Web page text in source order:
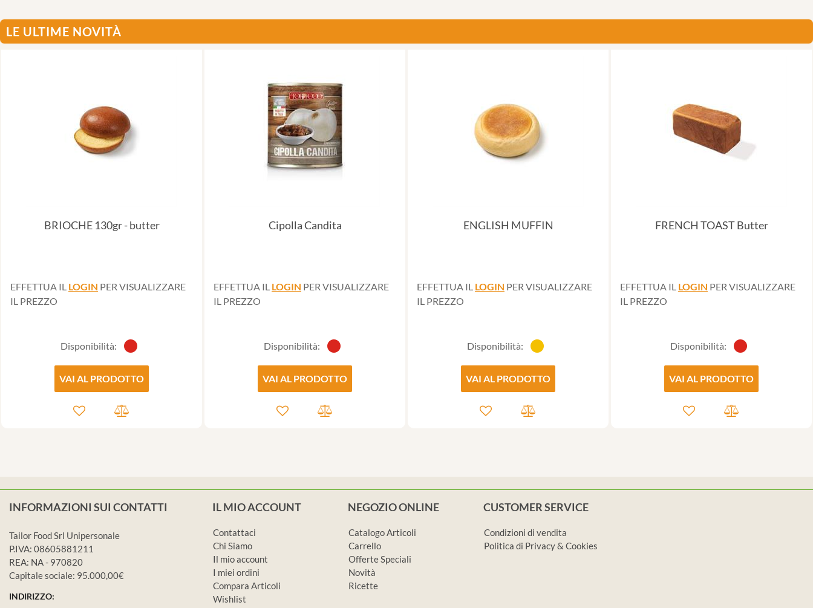
LE ULTIME NOVITÀ
BRIOCHE 130gr - butter
EFFETTUA IL LOGIN PER VISUALIZZARE
IL PREZZO
Disponibilità:
VAI AL PRODOTTO
Cipolla Candita
EFFETTUA IL LOGIN PER VISUALIZZARE
IL PREZZO
Disponibilità:
VAI AL PRODOTTO
ENGLISH MUFFIN
EFFETTUA IL LOGIN PER VISUALIZZARE
IL PREZZO
Disponibilità:
VAI AL PRODOTTO
FRENCH TOAST Butter
EFFETTUA IL LOGIN PER VISUALIZZARE
IL PREZZO
Disponibilità:
VAI AL PRODOTTO
INFORMAZIONI SUI CONTATTI
Tailor Food Srl Unipersonale
P.IVA: 08605881211
REA: NA - 970820
Capitale sociale: 95.000,00€
INDIRIZZO:
IL MIO ACCOUNT
Contattaci
Chi Siamo
Il mio account
I miei ordini
Compara Articoli
Wishlist
NEGOZIO ONLINE
Catalogo Articoli
Carrello
Offerte Speciali
Novità
Ricette
CUSTOMER SERVICE
Condizioni di vendita
Politica di Privacy & Cookies